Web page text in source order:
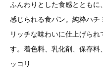
ふんわりとした食感ととも
感じられる食パン。純粋ハ
リッチな味わいに仕上げら
す。着色料、乳化剤、保存料
ッコリ